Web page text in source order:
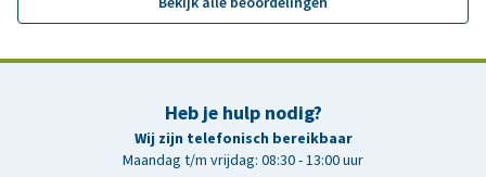
Heb je hulp nodig?
Wij zijn telefonisch bereikbaar
Maandag t/m vrijdag: 08:30 - 13:00 uur